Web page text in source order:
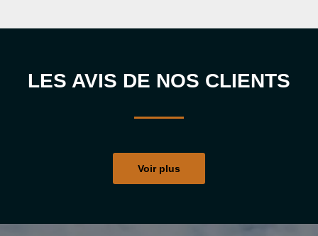
LES AVIS DE NOS CLIENTS
Voir plus